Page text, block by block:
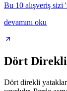
Bu 10 alışveriş sizi
devamını oku
Dört Direkli
Dört direkli